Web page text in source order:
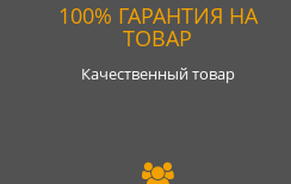
100% ГАРАНТИЯ НА
ТОВАР
Качественный товар